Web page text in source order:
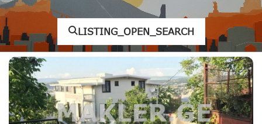
LISTING_OPEN_SEARCH